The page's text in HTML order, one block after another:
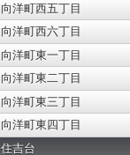
向洋町西五丁目
向洋町西六丁目
向洋町東一丁目
向洋町東二丁目
向洋町東三丁目
向洋町東四丁目
住吉台